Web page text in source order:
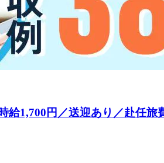
1,700円／送迎あり／赴任旅